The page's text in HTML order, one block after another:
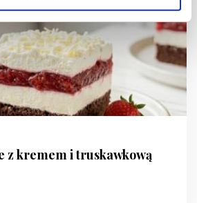
z kremem i truskawkową